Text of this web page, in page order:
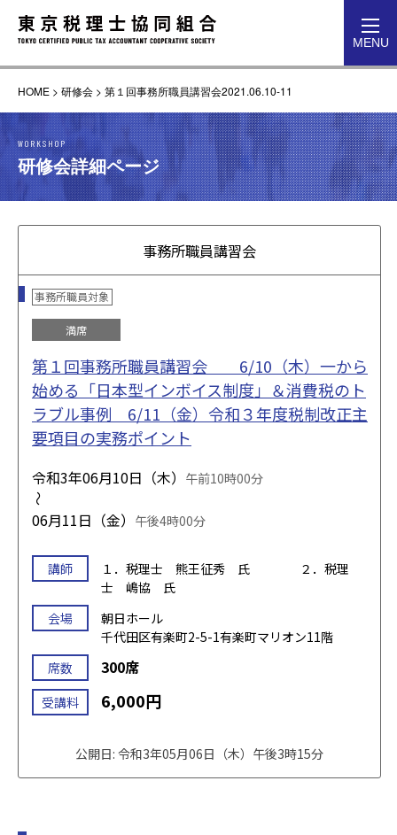
MENU
HOME > 研修会 > 第１回事務所職員講習会2021.06.10-11
WORKSHOP
研修会詳細ページ
事務所職員講習会
事務所職員対象
満席
第１回事務所職員講習会 6/10（木）一から
始める「日本型インボイス制度」＆消費税のト
ラブル事例 6/11（金）令和３年度税制改正主
要項目の実務ポイント
令和3年06月10日（木） 午前10時00分
～
06月11日（金） 午後4時00分
講師
１．税理士 熊王征秀 氏 ２．税理
士 嶋協 氏
会場
朝日ホール
千代田区有楽町2-5-1有楽町マリオン11階
席数
300席
受講料 6,000円
公開日: 令和3年05月06日（木）午後3時15分